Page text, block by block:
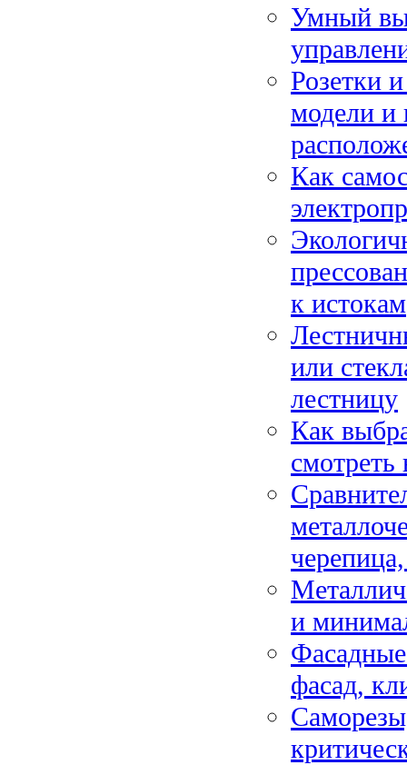
Умный
Розетки
модели и
Как
к истокам
или
лестницу
Как
смотреть
и
фасад,